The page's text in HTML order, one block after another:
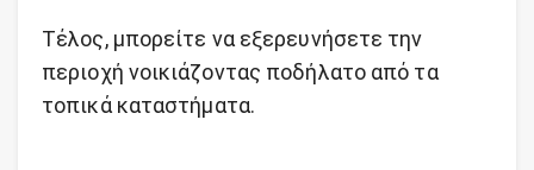
Τέλος, μπορείτε να εξερευνήσετε την
περιοχή νοικιάζοντας ποδήλατο από τα
τοπικά καταστήματα.